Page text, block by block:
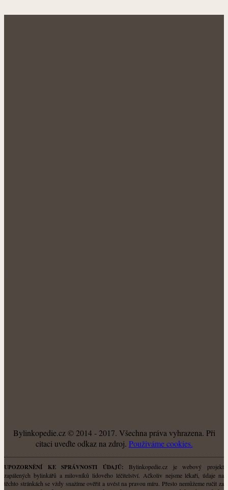
Bylinkopedie.cz © 2014 - 2017. Všechna práva vyhrazena. Při
citaci uveďte odkaz na zdroj. Použiváme cookies.
UPOZORNĚNÍ KE SPRÁVNOSTI ÚDAJŮ: Bylinkopedie.cz je webový projekt
zapálených bylinkářů a milovníků lidového léčitelství. Ačkoliv nejsme lékaři, údaje na
těchto stránkách se vždy snažíme ověřit a uvést na pravou míru. Přesto nemůžeme ručit za